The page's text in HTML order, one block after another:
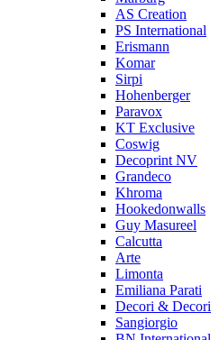
AS Creation
PS International
Erismann
Komar
Sirpi
Hohenberger
Paravox
KT Exclusive
Coswig
Decoprint NV
Grandeco
Khroma
Hookedonwalls
Guy Masureel
Calcutta
Arte
Limonta
Emiliana Parati
Decori & Decori
Sangiorgio